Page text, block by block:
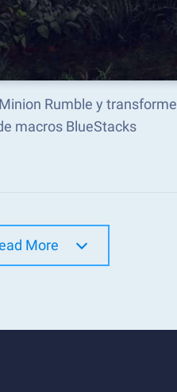
Rumble y
macros BlueStacks
More